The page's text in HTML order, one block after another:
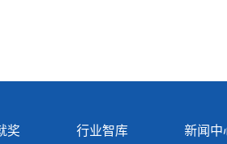
奖 行业智库 新闻中